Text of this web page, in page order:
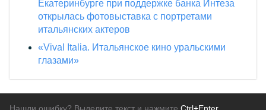
Екатеринбурге при поддержке банка Интеза
открылась фотовыставка с портретами
итальянских актеров
«Vival Italia. Итальянское кино уральскими
глазами»